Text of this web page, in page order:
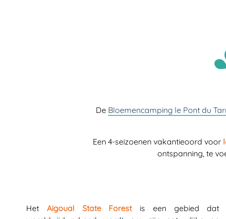
De Bloemencamping le Pont du
Een 4-seizoenen vakantieoord voor
ontspanning, te
Het Aigoual State Forestis een gebied dat